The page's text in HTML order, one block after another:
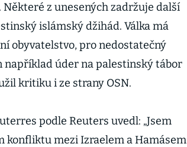
z unesených zadržuje další
islámský džihád. Válka má
obyvatelstvo, pro nedostatečný
úder na palestinský tábor
kritiku i ze strany OSN.
podle Reuters uvedl: „Jsem
konfliktu mezi Izraelem a Hamásem